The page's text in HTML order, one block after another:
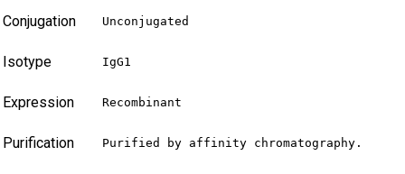
Conjugation Unconjugated
Isotype IgG1
Expression Recombinant
Purification Purified by affinity chromatography.